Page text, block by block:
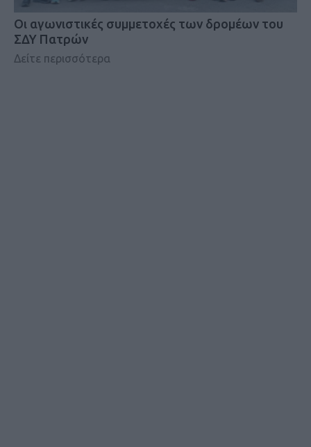
Οι αγωνιστικές συμμετοχές των δρομέων του
ΣΔΥ Πατρών
Δείτε περισσότερα